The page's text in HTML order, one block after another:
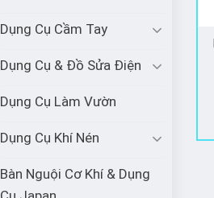
Dụng Cụ Cầm Tay
Dụng Cụ & Đồ Sửa Điện
Dụng Cụ Làm Vườn
Dụng Cụ Khí Nén
Bàn Nguội Cơ Khí & Dụng